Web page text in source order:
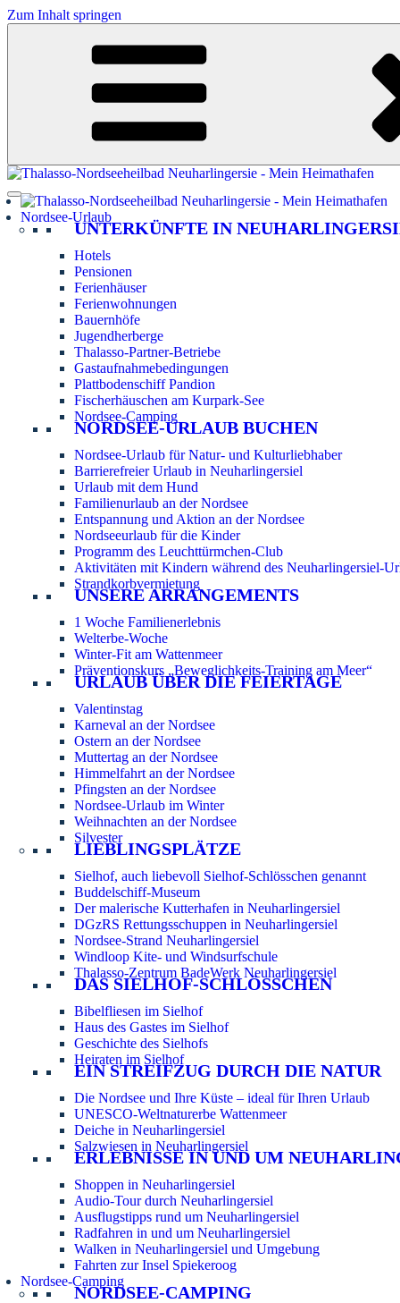
Zum Inhalt springen
Nordsee-Urlaub
UNTERKÜNFTE IN
Hotels
Pensionen
Ferienhäuser
Ferienwohnungen
Bauernhöfe
Jugendherberge
Thalasso-Partner-Betriebe
Gastaufnahmebedingungen
Plattbodenschiff Pandion
Fischerhäuschen am Kurpark-See
Nordsee-Camping
NORDSEE-URLAUB BUCHEN
Nordsee-Urlaub für Natur- und Kulturliebhaber
Barrierefreier Urlaub in Neuharlingersiel
Urlaub mit dem Hund
Familienurlaub an der Nordsee
Entspannung und Aktion an der Nordsee
Nordseeurlaub für die Kinder
Programm des Leuchttürmchen-Club
Aktivitäten mit Kindern während des Neuharlingersiel-
Strandkorbvermietung
UNSERE ARRANGEMENTS
1 Woche Familienerlebnis
Welterbe-Woche
Winter-Fit am Wattenmeer
Präventionskurs „Beweglichkeits-Training am Meer“
URLAUB ÜBER DIE FEIERTAGE
Valentinstag
Karneval an der Nordsee
Ostern an der Nordsee
Muttertag an der Nordsee
Himmelfahrt an der Nordsee
Pfingsten an der Nordsee
Nordsee-Urlaub im Winter
Weihnachten an der Nordsee
Silvester
LIEBLINGSPLÄTZE
Sielhof, auch liebevoll Sielhof-Schlösschen genannt
Buddelschiff-Museum
Der malerische Kutterhafen in Neuharlingersiel
DGzRS Rettungsschuppen in Neuharlingersiel
Nordsee-Strand Neuharlingersiel
Windloop Kite- und Windsurfschule
Thalasso-Zentrum BadeWerk Neuharlingersiel
DAS SIELHOF-SCHLÖSSCHEN
Bibelfliesen im Sielhof
Haus des Gastes im Sielhof
Geschichte des Sielhofs
Heiraten im Sielhof
EIN STREIFZUG DURCH DIE NATUR
Die Nordsee und Ihre Küste – ideal für Ihren Urlaub
UNESCO-Weltnaturerbe Wattenmeer
Deiche in Neuharlingersiel
Salzwiesen in Neuharlingersiel
ERLEBNISSE IN UND UM
Shoppen in Neuharlingersiel
Audio-Tour durch Neuharlingersiel
Ausflugstipps rund um Neuharlingersiel
Radfahren in und um Neuharlingersiel
Walken in Neuharlingersiel und Umgebung
Fahrten zur Insel Spiekeroog
Nordsee-Camping
NORDSEE-CAMPING